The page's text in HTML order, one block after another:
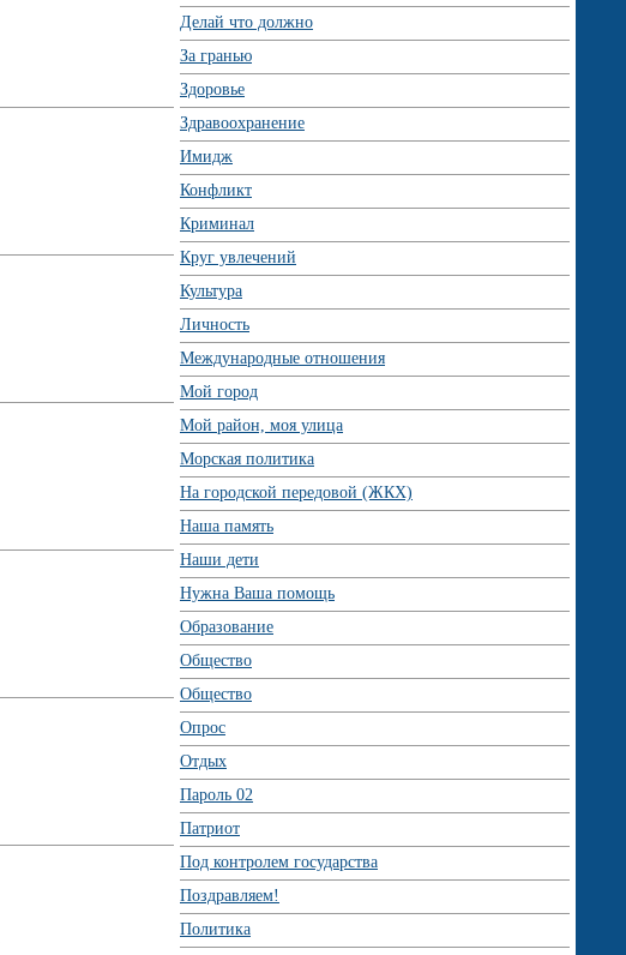
Делай что должно
За гранью
Здоровье
Здравоохранение
Имидж
Конфликт
Криминал
Круг увлечений
Культура
Личность
Международные отношения
Мой город
Мой район, моя улица
Морская политика
На городской передовой (ЖКХ)
Наша память
Наши дети
Нужна Ваша помощь
Образование
Общество
Общество
Опрос
Отдых
Пароль 02
Патриот
Под контролем государства
Поздравляем!
Политика